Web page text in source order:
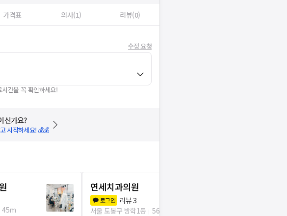
가격표 의사(1) 리뷰(0)
수정 요청
간을 꼭 확인하세요!
신가요?
시작하세요! 💰💰
45m
연세치과의원
로그인 리뷰 3
서울 도봉구 방학1동
56m